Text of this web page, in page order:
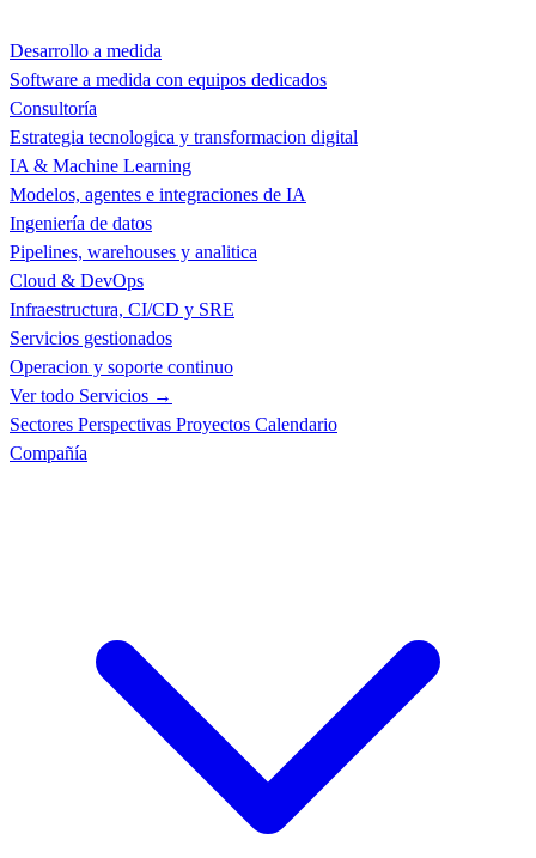
Desarrollo a medida
Software a medida con equipos dedicados
Consultoría
Estrategia tecnologica y transformacion digital
IA & Machine Learning
Modelos, agentes e integraciones de IA
Ingeniería de datos
Pipelines, warehouses y analitica
Cloud & DevOps
Infraestructura, CI/CD y SRE
Servicios gestionados
Operacion y soporte continuo
Ver todo Servicios →
Sectores Perspectivas Proyectos Calendario
Compañía